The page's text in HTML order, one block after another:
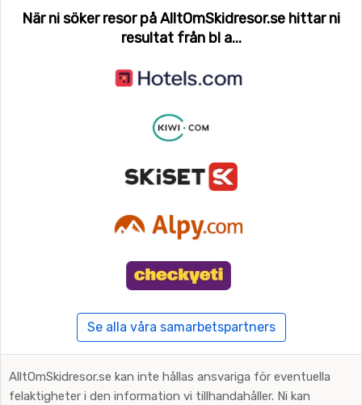
När ni söker resor på AlltOmSkidresor.se hittar ni
resultat från bl a...
Se alla våra samarbetspartners
AlltOmSkidresor.se kan inte hållas ansvariga för eventuella
felaktigheter i den information vi tillhandahåller. Ni kan